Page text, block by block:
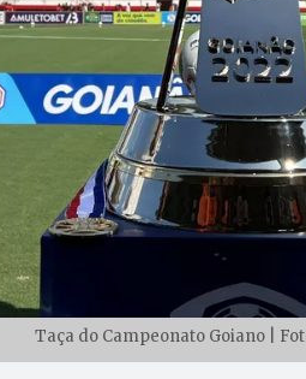
Taça do Campeonato Goiano |